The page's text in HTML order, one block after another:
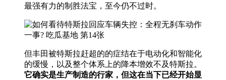
最强有力的制胜法宝，至今仍不过时。
但丰田被特斯拉赶超的的症结在于电动化和智能化
的缓慢，以及整个体系上的降本增效不及特斯拉。
它确实是生产制造的行家，但这在当下已经开始显